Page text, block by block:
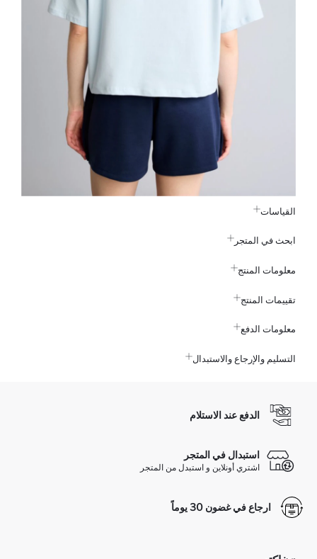
القياسات
ابحث في المتجر
معلومات المنتج
تقييمات المنتج
معلومات الدفع
التسليم والإرجاع والاستبدال
الدفع عند الاستلام
استبدال في المتجر
اشتري أونلاين و استبدل من المتجر
ارجاع في غضون 30 يوماً